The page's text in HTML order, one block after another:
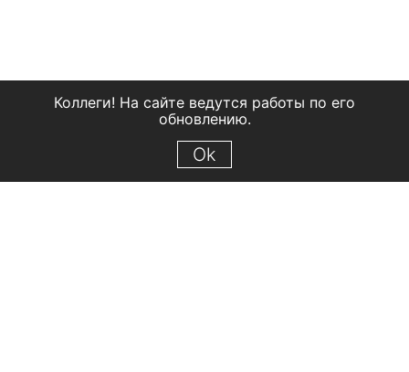
Коллеги! На сайте ведутся работы по его
обновлению.
Ok